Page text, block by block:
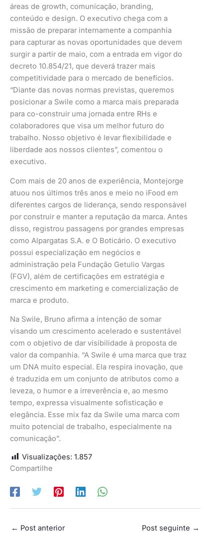
áreas de growth, comunicação, branding,
conteúdo e design. O executivo chega com a
missão de preparar internamente a companhia
para capturar as novas oportunidades que devem
surgir a partir de maio, com a entrada em vigor do
decreto 10.854/21, que deverá trazer mais
competitividade para o mercado de benefícios.
“Diante das novas normas previstas, queremos
posicionar a Swile como a marca mais preparada
para co-construir uma jornada entre RHs e
colaboradores que visa um melhor futuro do
trabalho. Nosso objetivo é levar flexibilidade e
liberdade aos nossos clientes”, comentou o
executivo.
Com mais de 20 anos de experiência, Montejorge
atuou nos últimos três anos e meio no iFood em
diferentes cargos de liderança, sendo responsável
por construir e manter a reputação da marca. Antes
disso, registrou passagens por grandes empresas
como Alpargatas S.A. e O Boticário. O executivo
possui especialização em negócios e
administração pela Fundação Getulio Vargas
(FGV), além de certificações em estratégia e
crescimento em marketing e comercialização de
marca e produto.
Na Swile, Bruno afirma a intenção de somar
visando um crescimento acelerado e sustentável
com o objetivo de dar visibilidade à proposta de
valor da companhia. “A Swile é uma marca que traz
um DNA muito especial. Ela respira inovação, que
é traduzida em um conjunto de atributos como a
leveza, o humor e a irreverência e, ao mesmo
tempo, expressa visualmente sofisticação e
elegância. Esse mix faz da Swile uma marca com
muito potencial de trabalho, especialmente na
comunicação”.
Visualizações: 1.857
Compartilhe
← Post anterior Post seguinte →